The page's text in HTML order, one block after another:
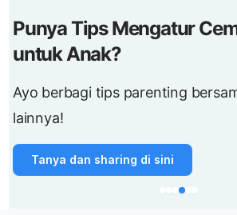
Punya Tips Mengatur
untuk Anak?
Ayo berbagi tips parenting
lainnya!
Tanya dan sharing di sini